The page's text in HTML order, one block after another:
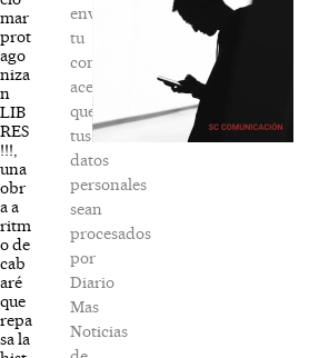
mar
prot
ago
niza
n
LIB
RES
!!!,
una
obr
a a
ritm
o de
cab
aré
que
repa
sa la
enviar
tu
comentario,
aceptas
que
tus
datos
personales
sean
procesados
por
Diario
Mas
Noticias